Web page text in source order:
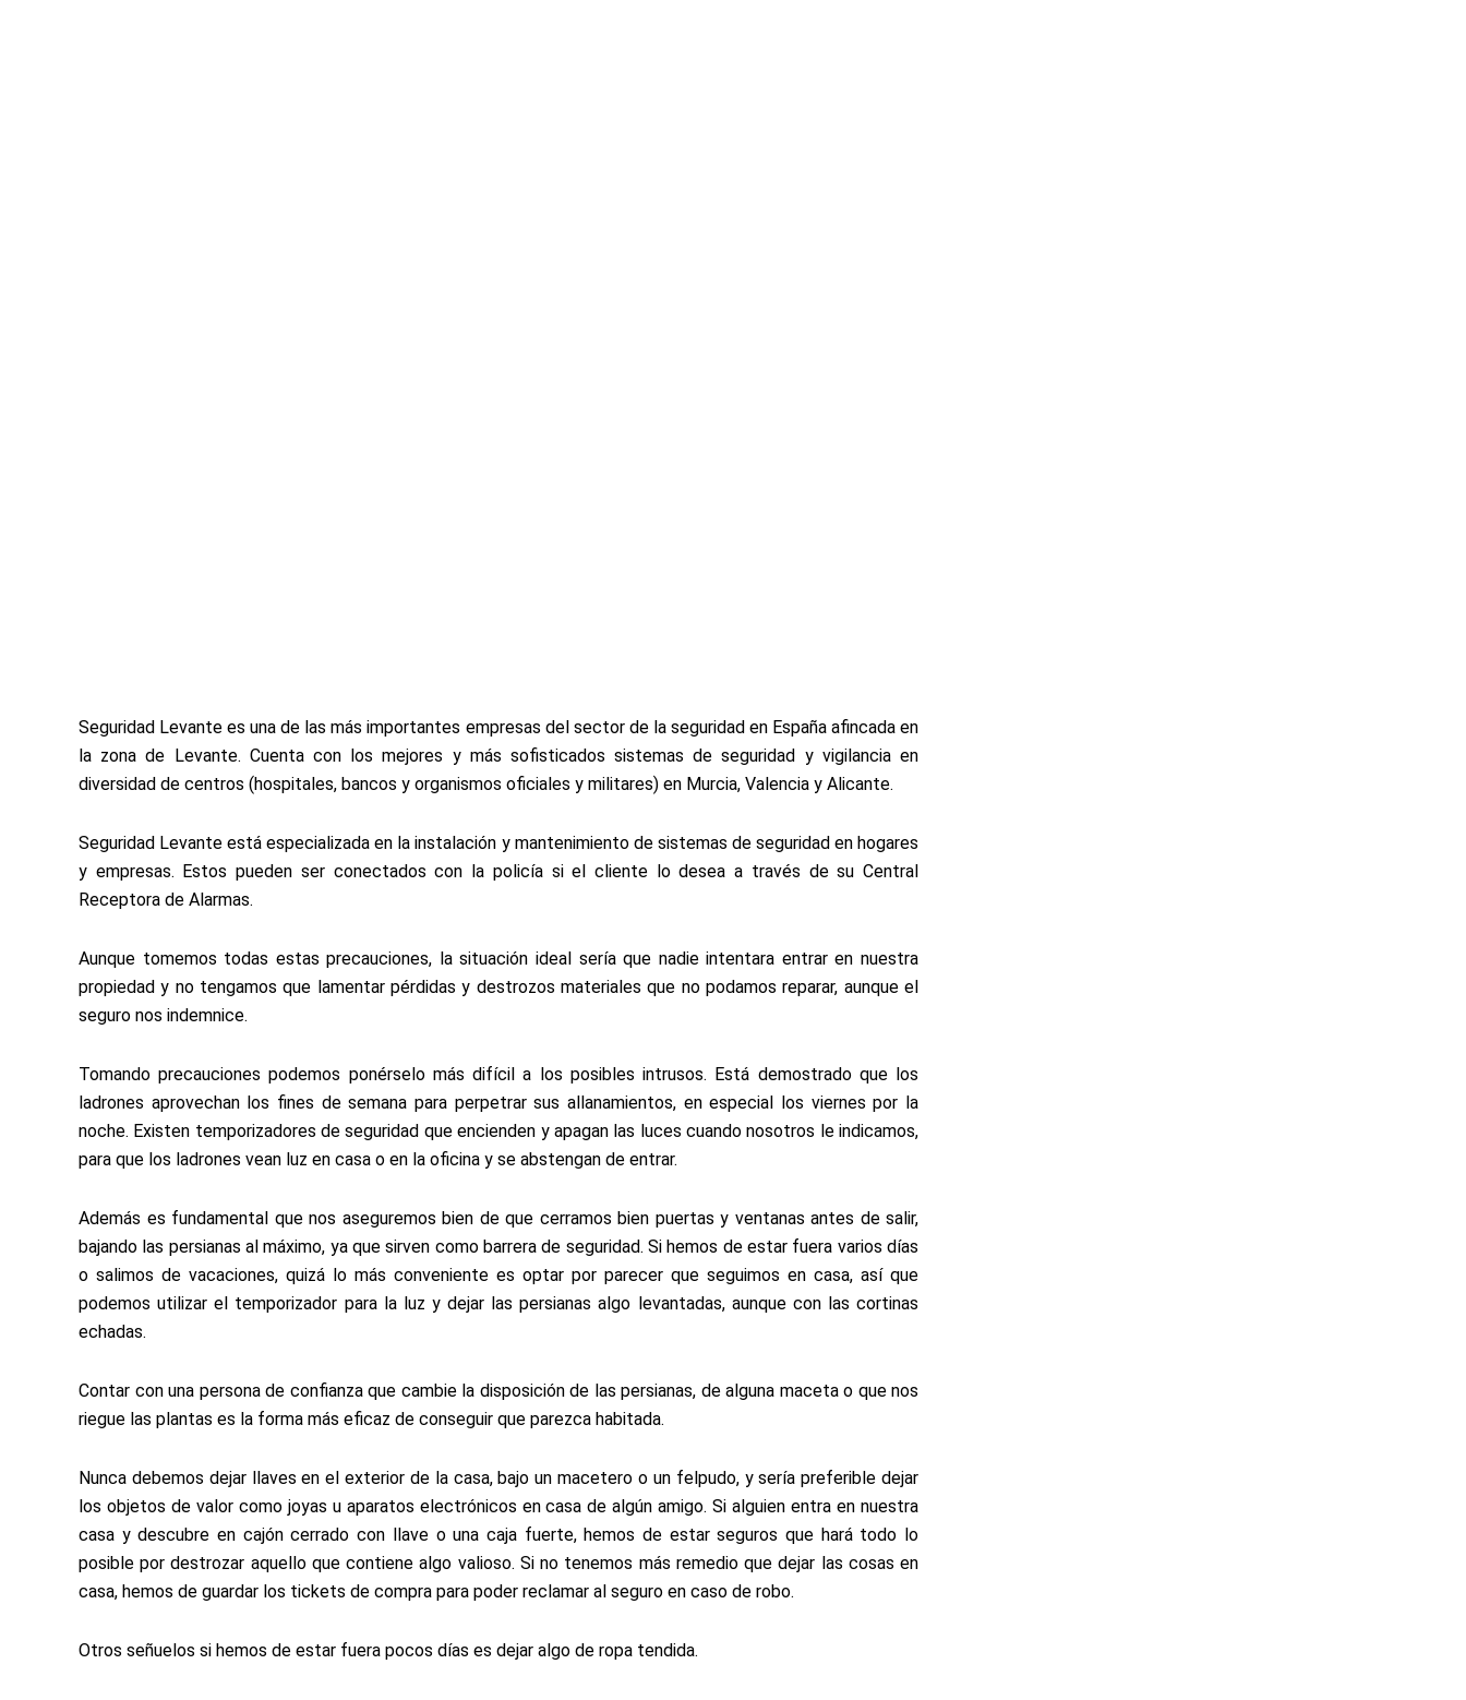
Seguridad Levante es una de las más importantes empresas del sector de la seguridad en España afincada en
la zona de Levante. Cuenta con los mejores y más sofisticados sistemas de seguridad y vigilancia en
diversidad de centros (hospitales, bancos y organismos oficiales y militares) en Murcia, Valencia y Alicante.
Seguridad Levante está especializada en la instalación y mantenimiento de sistemas de seguridad en hogares
y empresas. Estos pueden ser conectados con la policía si el cliente lo desea a través de su Central
Receptora de Alarmas.
Aunque tomemos todas estas precauciones, la situación ideal sería que nadie intentara entrar en nuestra
propiedad y no tengamos que lamentar pérdidas y destrozos materiales que no podamos reparar, aunque el
seguro nos indemnice.
Tomando precauciones podemos ponérselo más difícil a los posibles intrusos. Está demostrado que los
ladrones aprovechan los fines de semana para perpetrar sus allanamientos, en especial los viernes por la
noche. Existen temporizadores de seguridad que encienden y apagan las luces cuando nosotros le indicamos,
para que los ladrones vean luz en casa o en la oficina y se abstengan de entrar.
Además es fundamental que nos aseguremos bien de que cerramos bien puertas y ventanas antes de salir,
bajando las persianas al máximo, ya que sirven como barrera de seguridad. Si hemos de estar fuera varios días
o salimos de vacaciones, quizá lo más conveniente es optar por parecer que seguimos en casa, así que
podemos utilizar el temporizador para la luz y dejar las persianas algo levantadas, aunque con las cortinas
echadas.
Contar con una persona de confianza que cambie la disposición de las persianas, de alguna maceta o que nos
riegue las plantas es la forma más eficaz de conseguir que parezca habitada.
Nunca debemos dejar llaves en el exterior de la casa, bajo un macetero o un felpudo, y sería preferible dejar
los objetos de valor como joyas u aparatos electrónicos en casa de algún amigo. Si alguien entra en nuestra
casa y descubre en cajón cerrado con llave o una caja fuerte, hemos de estar seguros que hará todo lo
posible por destrozar aquello que contiene algo valioso. Si no tenemos más remedio que dejar las cosas en
casa, hemos de guardar los tickets de compra para poder reclamar al seguro en caso de robo.
Otros señuelos si hemos de estar fuera pocos días es dejar algo de ropa tendida.